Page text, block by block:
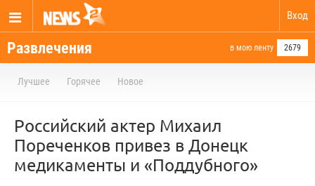
Вход
Развлечения в мою ленту 2679
Лучшее Горячее Новое
Российский актер Михаил
Пореченков привез в Донецк
медикаменты и «Поддубного»